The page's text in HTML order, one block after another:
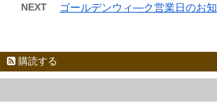
NEXT ゴールデンウィ―ク営業日のお
購読する